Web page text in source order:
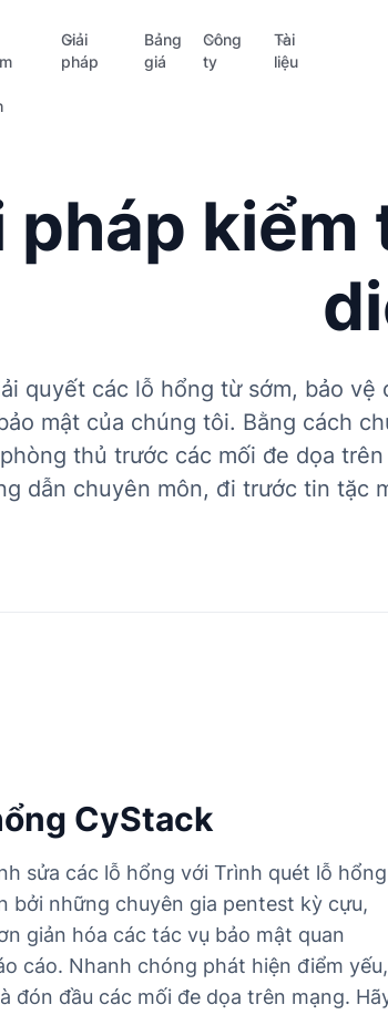
Giải
pháp
Bảng
giá
Công
ty
Tài
liệu
pháp kiểm
quyết các lỗ hổng từ sớm, bảo
mật của chúng tôi. Bằng cách
thủ trước các mối đe dọa
dẫn chuyên môn, đi trước tin tặc
CyStack
sửa các lỗ hổng với Trình quét lỗ hổng
bởi những chuyên gia pentest kỳ cựu,
giản hóa các tác vụ bảo mật quan
cáo. Nhanh chóng phát hiện điểm yếu,
đón đầu các mối đe dọa trên mạng.